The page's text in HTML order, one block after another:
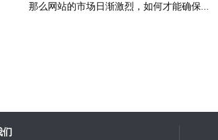
那么网站的市场日渐激烈，如何才能确保...
们